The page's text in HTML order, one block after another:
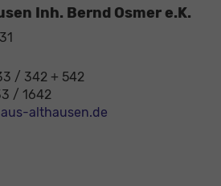
Inh. Bernd Osmer e.K.
/ 342 + 542
/ 1642
althausen.de